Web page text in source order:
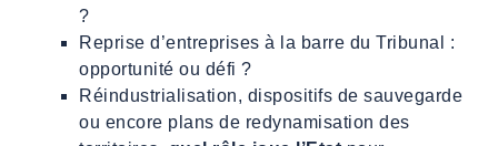
?
Reprise d’entreprises à la barre du Tribunal :
opportunité ou défi ?
Réindustrialisation, dispositifs de sauvegarde
ou encore plans de redynamisation des